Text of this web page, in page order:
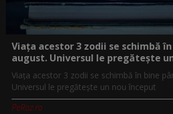
Viața acestor 3 zodii se schimbă
august. Universul le pregătește
Viața acestor 3 zodii se schimbă în bine
Universul le pregătește un nou început
PeRoz.ro